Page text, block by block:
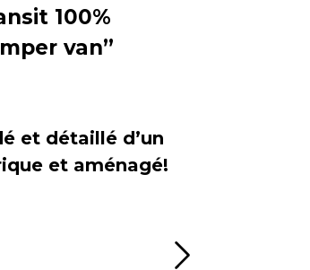
100%
van”
et détaillé d’un
et aménagé!